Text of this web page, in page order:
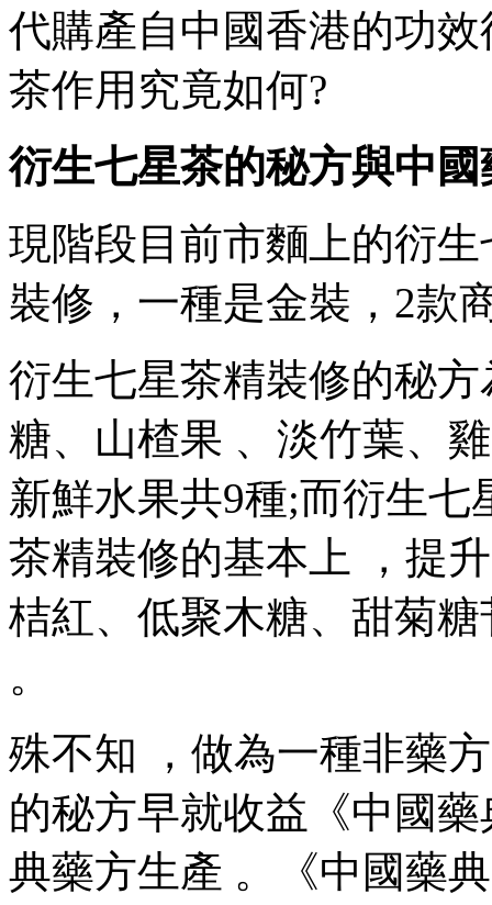
代購產自中國香港的功效衍生
茶作用究竟如何?
衍生七星茶的秘方與中
現階段目前市麵上的衍生七
裝修 ，一種是金裝，2
衍生七星茶精裝修的秘方為
糖 、山楂果 、淡竹葉
新鮮水果共9種;而衍生
茶精裝修的基本上 ，提升
桔紅、低聚木糖、甜
。
殊不知 ，做為一種非藥
的秘方早就收益《中國藥典
典藥方生產 。《中國藥典